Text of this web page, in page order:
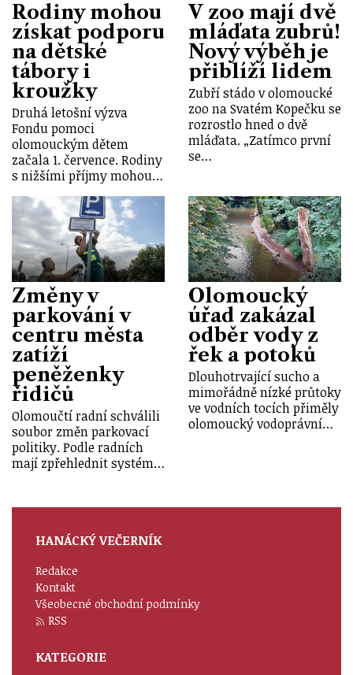
Rodiny mohou
získat podporu
na dětské
tábory i
kroužky
Druhá letošní výzva
Fondu pomoci
olomouckým dětem
začala 1. července. Rodiny
s nižšími příjmy mohou…
V zoo mají dvě
mláďata zubrů!
Nový výběh je
přiblíží lidem
Zubří stádo v olomoucké
zoo na Svatém Kopečku se
rozrostlo hned o dvě
mláďata. „Zatímco první
se…
Změny v
parkování v
centru města
zatíží
peněženky
řidičů
Olomoučtí radní schválili
soubor změn parkovací
politiky. Podle radních
mají zpřehlednit systém…
Olomoucký
úřad zakázal
odběr vody z
řek a potoků
Dlouhotrvající sucho a
mimořádně nízké průtoky
ve vodních tocích přiměly
olomoucký vodoprávní…
HANÁCKÝ VEČERNÍK
Redakce
Kontakt
Všeobecné obchodní podmínky
RSS
KATEGORIE